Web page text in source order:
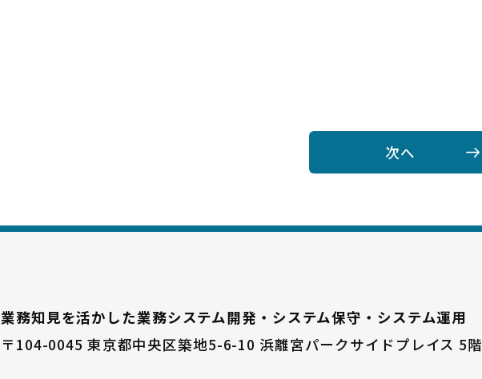
次へ
業務知見を活かした業務システム開発・システム保守・システム運用
〒104-0045 東京都中央区築地5-6-10 浜離宮パークサイドプレイス 5階